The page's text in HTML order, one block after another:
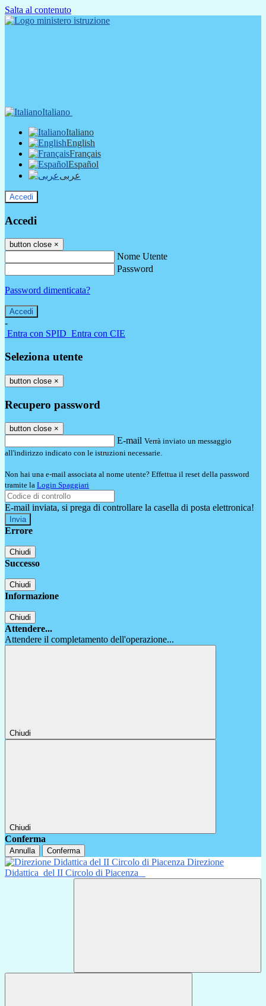
Salta al contenuto
Italiano
Italiano
English
Français
Español
عربى
Accedi
Accedi
button close ×
Nome Utente
Password
Password dimenticata?
-
Entra con SPID Entra con CIE
Seleziona utente
button close ×
Recupero password
button close ×
E-mail Verrà inviato un messaggio
all'indirizzo indicato con le istruzioni necessarie.
Non hai una e-mail associata al nome utente? Effettua il reset della password
tramite la Login Spaggiari
E-mail inviata, si prega di controllare la casella di posta elettronica!
Errore
Chiudi
Successo
Chiudi
Informazione
Chiudi
Attendere...
Attendere il completamento dell'operazione...
Chiudi
Chiudi
Conferma
Annulla Conferma
Direzione
Didattica del II Circolo di Piacenza